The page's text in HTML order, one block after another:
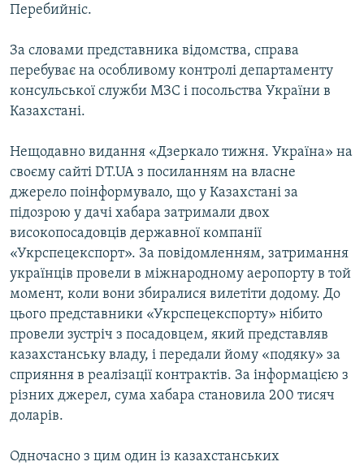
Перебийніс.
За словами представника відомства, справа
перебуває на особливому контролі департаменту
консульської служби МЗС і посольства України в
Казахстані.
Нещодавно видання «Дзеркало тижня. Україна» на
своєму сайті DT.UA з посиланням на власне
джерело поінформувало, що у Казахстані за
підозрою у дачі хабара затримали двох
високопосадовців державної компанії
«Укрспецекспорт». За повідомленням, затримання
українців провели в міжнародному аеропорту в той
момент, коли вони збиралися вилетіти додому. До
цього представники «Укрспецекспорту» нібито
провели зустріч з посадовцем, який представляв
казахстанську владу, і передали йому «подяку» за
сприяння в реалізації контрактів. За інформацією з
різних джерел, сума хабара становила 200 тисяч
доларів.
Одночасно з цим один із казахстанських